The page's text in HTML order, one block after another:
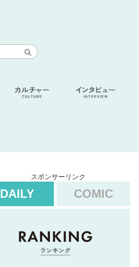
スポンサーリンク
DAILY COMIC